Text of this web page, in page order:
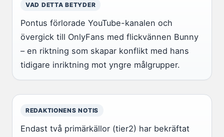
VAD DETTA BETYDER
Pontus förlorade YouTube-kanalen och
övergick till OnlyFans med flickvännen Bunny
– en riktning som skapar konflikt med hans
tidigare inriktning mot yngre målgrupper.
REDAKTIONENS NOTIS
Endast två primärkällor (tier2) har bekräftat